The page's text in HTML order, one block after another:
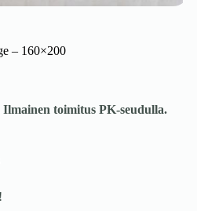
– 160×200
toimitus PK-seudulla.